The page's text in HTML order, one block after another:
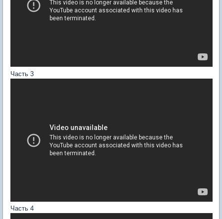
Часть 3
Часть 4